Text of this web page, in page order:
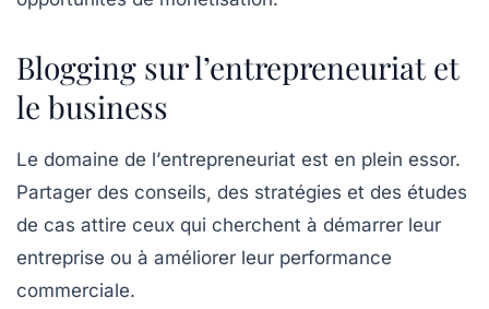
Blogging sur l’entrepreneuriat et
le business
Le domaine de l’entrepreneuriat est en plein essor.
Partager des conseils, des stratégies et des études
de cas attire ceux qui cherchent à démarrer leur
entreprise ou à améliorer leur performance
commerciale.